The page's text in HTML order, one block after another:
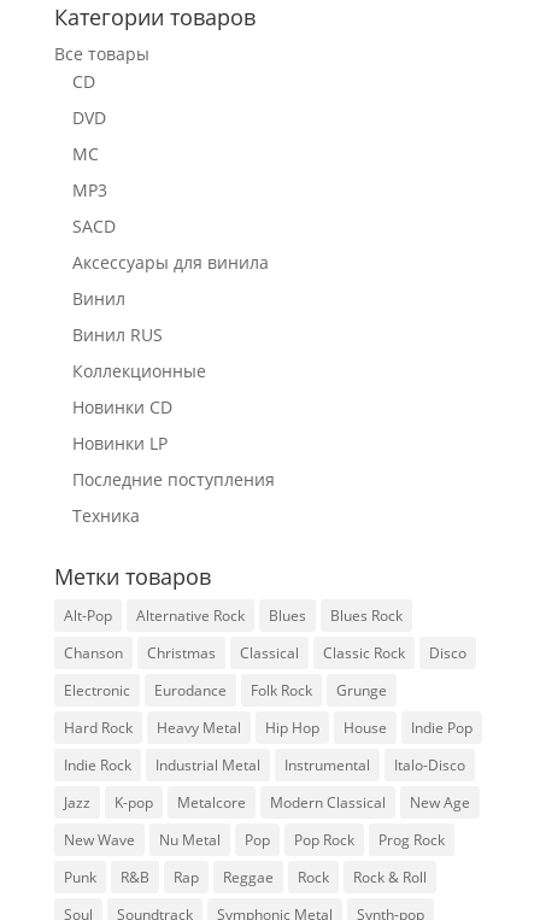
Категории товаров
Все товары
CD
DVD
MC
MP3
SACD
Аксессуары для винила
Винил
Винил RUS
Коллекционные
Новинки CD
Новинки LP
Последние поступления
Техника
Метки товаров
Alt-Pop Alternative Rock Blues
Blues Rock
Chanson
Christmas Classical Classic Rock
Disco
Electronic
Eurodance Folk Rock
Grunge
Hard Rock
Heavy Metal Hip Hop House
Indie Pop
Indie Rock
Industrial Metal Instrumental
Italo-Disco
Jazz
K-pop Metalcore Modern Classical
New Age
New Wave
Nu Metal Pop Pop Rock
Prog Rock
Punk
R&B Rap Reggae Rock
Rock & Roll
Soul
Soundtrack Symphonic Metal Synth-pop